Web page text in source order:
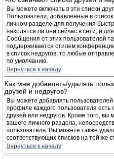
Вы можете включать в эти списки
Пользователи, добавленные в
личном разделе для получения
находятся ли они сейчас в сети, и
Сообщения от этих пользователей
поддерживается стилем
в список недругов, то любые
по умолчанию.
Вернуться к началу
Как мне добавлять/удалять
друзей и недругов?
Вы можете добавлять
профиле каждого пользователя есть
друзей или недругов. Кроме того, вы
вашего личного раздела,
пользователя. Вы можете также
соответствующих списков на той же
Вернуться к началу